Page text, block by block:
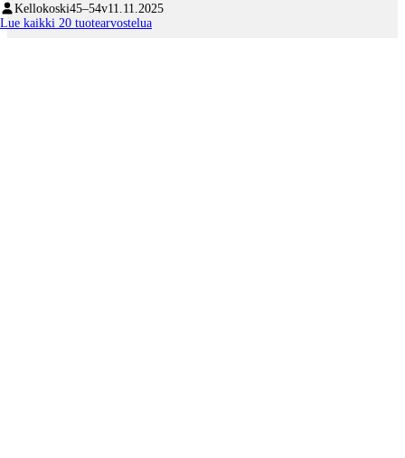
Kellokoski45–54v11.11.2025
Lue kaikki 20 tuotearvostelua